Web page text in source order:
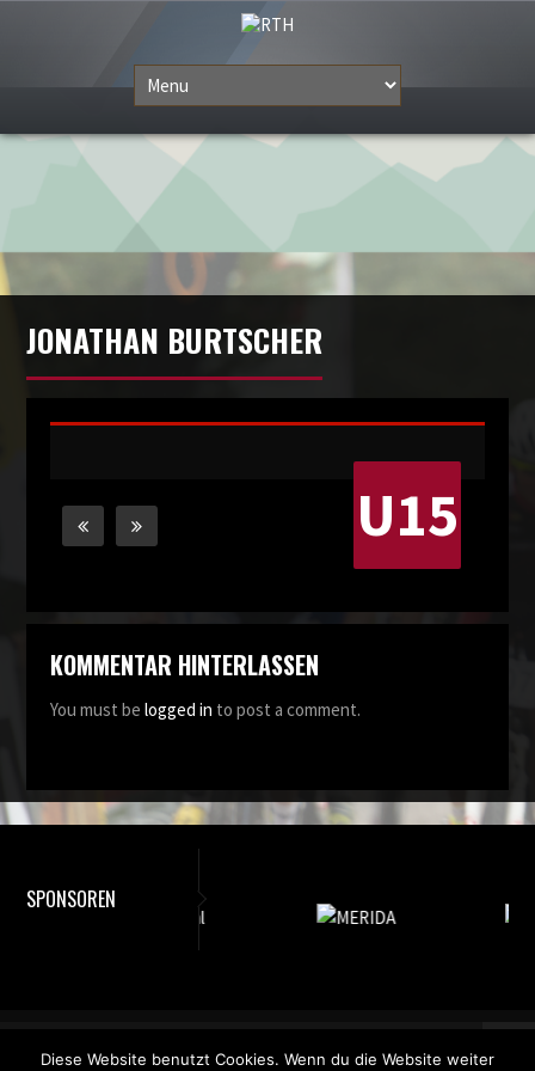
JONATHAN BURTSCHER
U15
KOMMENTAR HINTERLASSEN
You must belogged in to post a comment.
SPONSOREN
©2018 Racing Team Haiming. All rights reserved.
Diese Website benutzt Cookies. Wenn du die Website weiter